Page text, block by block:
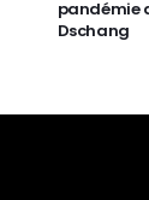
pandémie
Dschang